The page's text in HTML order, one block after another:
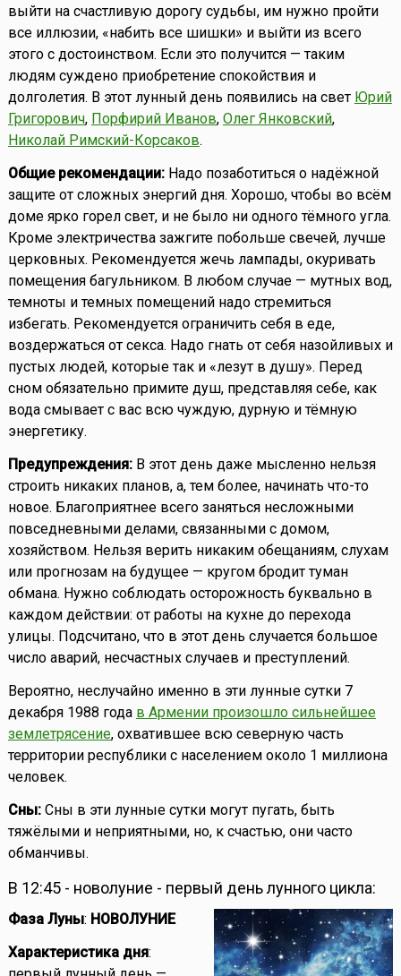
выйти на счастливую дорогу судьбы, им нужно пройти
все иллюзии, «набить все шишки» и выйти из всего
этого с достоинством. Если это получится — таким
людям суждено приобретение спокойствия и
долголетия. В этот лунный день появились на свет Юрий
Григорович, Порфирий Иванов, Олег Янковский,
Николай Римский-Корсаков.
Общие рекомендации:Надо позаботиться о надёжной
защите от сложных энергий дня. Хорошо, чтобы во всём
доме ярко горел свет, и не было ни одного тёмного угла.
Кроме электричества зажгите побольше свечей, лучше
церковных. Рекомендуется жечь лампады, окуривать
помещения багульником. В любом случае — мутных вод,
темноты и темных помещений надо стремиться
избегать. Рекомендуется ограничить себя в еде,
воздержаться от секса. Надо гнать от себя назойливых и
пустых людей, которые так и «лезут в душу». Перед
сном обязательно примите душ, представляя себе, как
вода смывает с вас всю чуждую, дурную и тёмную
энергетику.
Предупреждения:В этот день даже мысленно нельзя
строить никаких планов, а, тем более, начинать что-то
новое. Благоприятнее всего заняться несложными
повседневными делами, связанными с домом,
хозяйством. Нельзя верить никаким обещаниям, слухам
или прогнозам на будущее — кругом бродит туман
обмана. Нужно соблюдать осторожность буквально в
каждом действии: от работы на кухне до перехода
улицы. Подсчитано, что в этот день случается большое
число аварий, несчастных случаев и преступлений.
Вероятно, неслучайно именно в эти лунные сутки 7
декабря 1988 года в Армении произошло сильнейшее
землетрясение, охватившее всю северную часть
территории республики с населением около 1 миллиона
человек.
Сны:Сны в эти лунные сутки могут пугать, быть
тяжёлыми и неприятными, но, к счастью, они часто
обманчивы.
В 12:45 - новолуние - первый день лунного цикла:
Фаза Луны: НОВОЛУНИЕ
Характеристика дня: